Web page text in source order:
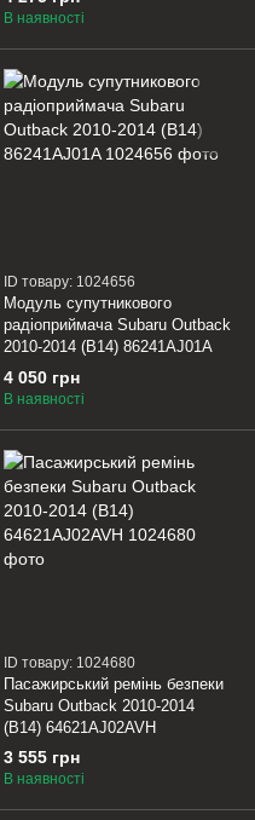
В наявності
ID товару: 1024656
Модуль супутникового
радіоприймача Subaru Outback
2010-2014 (B14) 86241AJ01A
4 050 грн
В наявності
ID товару: 1024680
Пасажирський ремінь безпеки
Subaru Outback 2010-2014
(B14) 64621AJ02AVH
3 555 грн
В наявності